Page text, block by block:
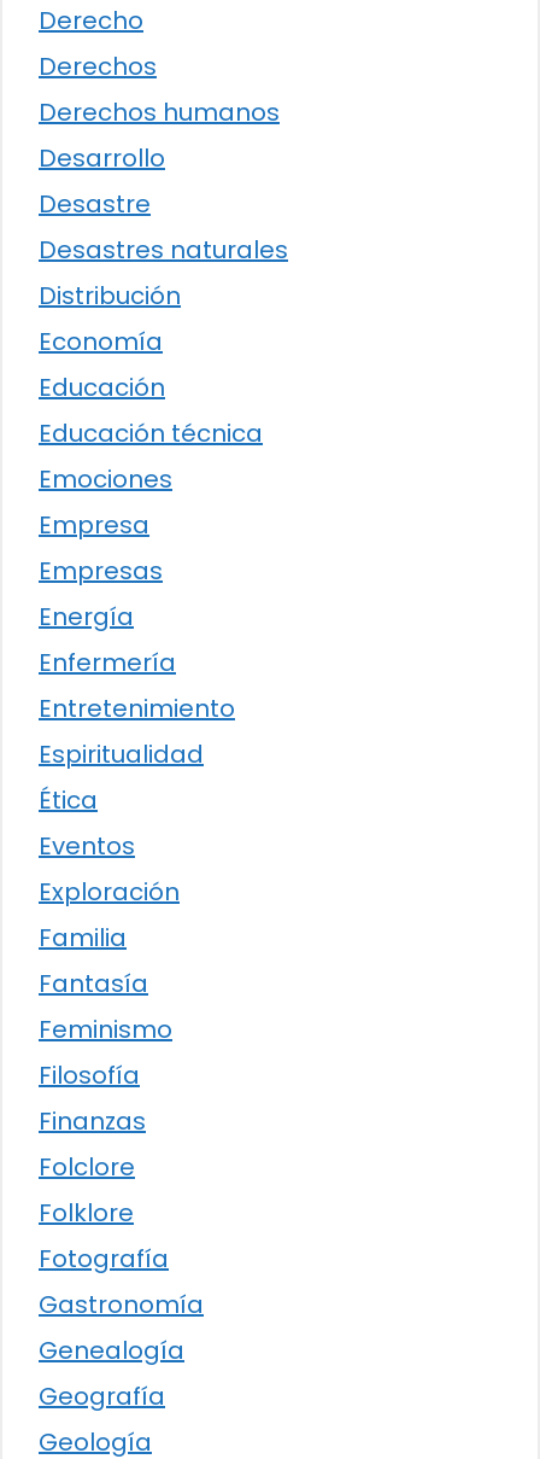
Derecho
Derechos
Derechos humanos
Desarrollo
Desastre
Desastres naturales
Distribución
Economía
Educación
Educación técnica
Emociones
Empresa
Empresas
Energía
Enfermería
Entretenimiento
Espiritualidad
Ética
Eventos
Exploración
Familia
Fantasía
Feminismo
Filosofía
Finanzas
Folclore
Folklore
Fotografía
Gastronomía
Genealogía
Geografía
Geología